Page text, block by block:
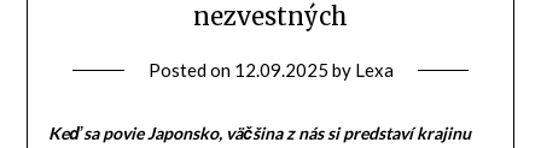
nezvestných
Posted on 12.09.2025 by Lexa
Keď sa povie Japonsko, väčšina z nás si predstaví krajinu